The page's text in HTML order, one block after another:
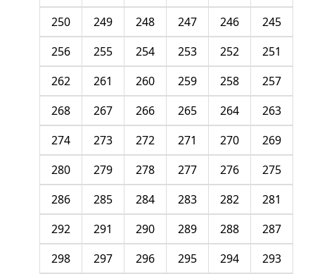
245
246
247
248
249
250
251
252
253
254
255
256
257
258
259
260
261
262
263
264
265
266
267
268
269
270
271
272
273
274
275
276
277
278
279
280
281
282
283
284
285
286
287
288
289
290
291
292
293
294
295
296
297
298